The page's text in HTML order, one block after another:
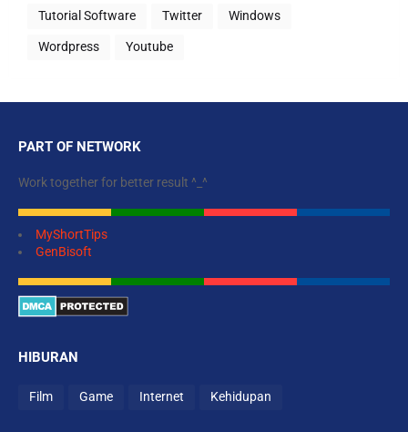
Tutorial Software Twitter Windows
Wordpress Youtube
PART OF NETWORK
Work together for better result ^_^
MyShortTips
GenBisoft
HIBURAN
Film Game Internet Kehidupan